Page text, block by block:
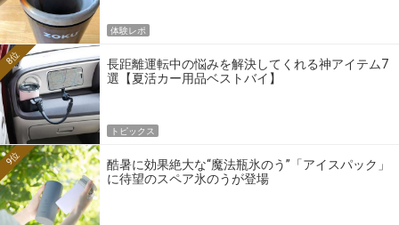
体験レポ
長距離運転中の悩みを解決してくれる神アイテム7
選【夏活カー用品ベストバイ】
8位
トピックス
酷暑に効果絶大な“魔法瓶氷のう”「アイスパック」
に待望のスペア氷のうが登場
9位